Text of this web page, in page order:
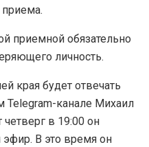
приемной обязательно
личность.
края будет отвечать
Telegram-канале Михаил
в 19:00 он
В это время он